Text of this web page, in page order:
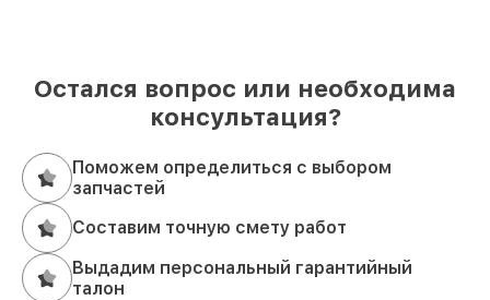
Остался вопрос или необходима
консультация?
Поможем определиться с выбором
запчастей
Составим точную смету работ
Выдадим персональный гарантийный
талон